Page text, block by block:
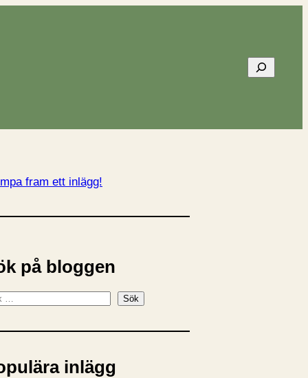
Sök
fram ett inlägg!
på bloggen
Sök
inlägg